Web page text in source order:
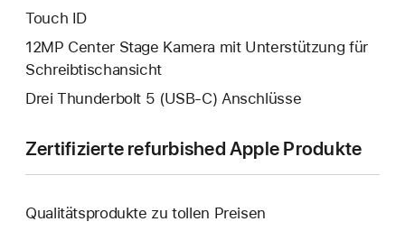
Touch ID
12MP Center Stage Kamera mit Unterstützung für
Schreibtischansicht
Drei Thunderbolt 5 (USB‑C) Anschlüsse
Zertifizierte refurbished Apple Produkte
Qualitätsprodukte zu tollen Preisen